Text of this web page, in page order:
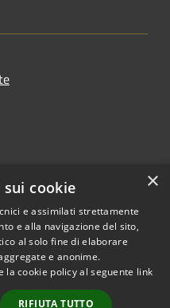
Copyright © 2026 • Comune di
Sant'Ilario dello Ionio •
Powered byMunicipium
×
cookie
e assimilati strettamente
e alla navigazione del sito,
al solo fine di elaborare
e anonime.
la cookie policy al seguente link
RIFIUTA TUTTO